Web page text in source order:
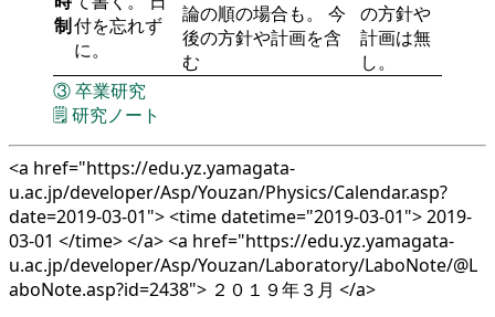
制付を忘れず
に。
論の順の場合も。 今
後の方針や計画を含
む
の方針や
計画は無
し。
③卒業研究
🗒️研究ノート
<a href="https://edu.yz.yamagata-
u.ac.jp/developer/Asp/Youzan/Physics/Calendar.asp?
date=2019-03-01"> <time datetime="2019-03-01"> 2019-
03-01 </time> </a> <a href="https://edu.yz.yamagata-
u.ac.jp/developer/Asp/Youzan/Laboratory/LaboNote/@L
aboNote.asp?id=2438"> ２０１９年３月 </a>